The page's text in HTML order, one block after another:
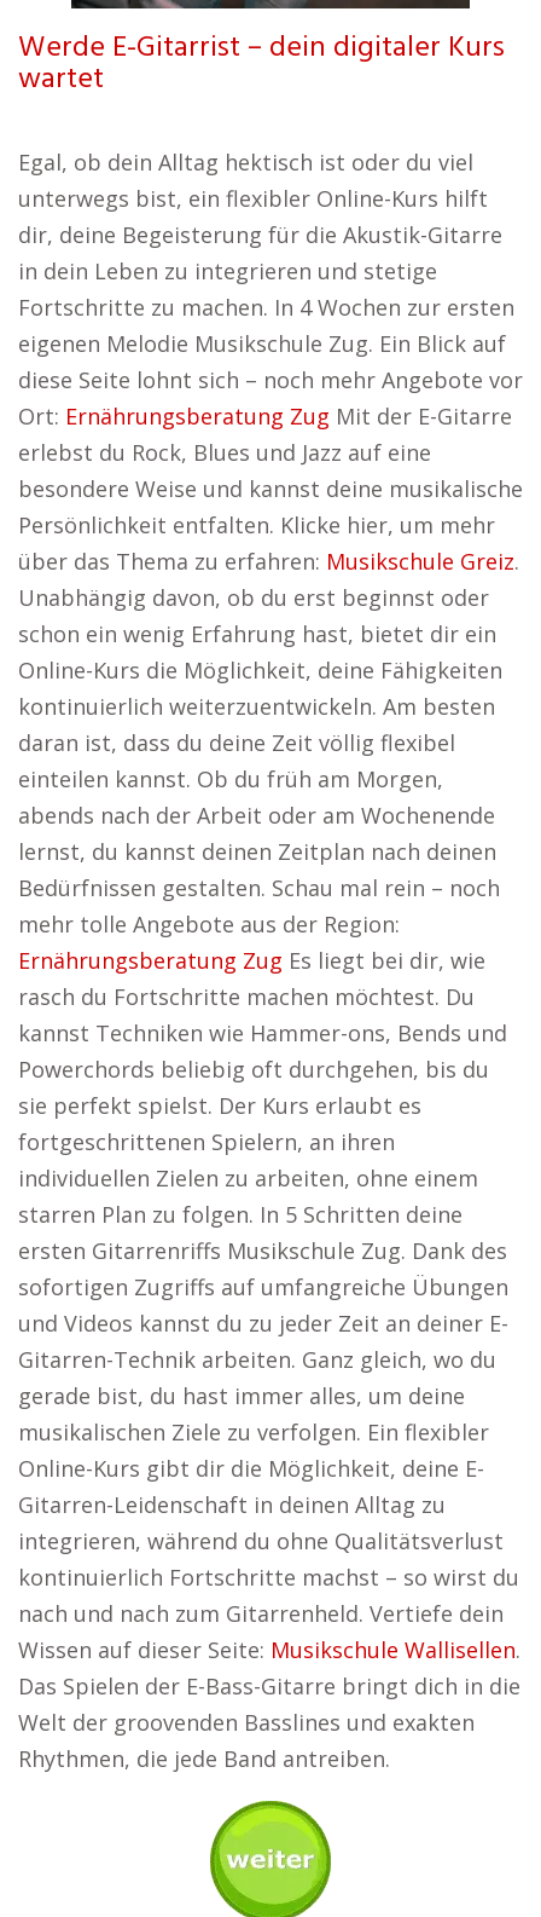
Werde E-Gitarrist – dein digitaler Kurs
wartet
Egal, ob dein Alltag hektisch ist oder du viel
unterwegs bist, ein flexibler Online-Kurs hilft
dir, deine Begeisterung für die Akustik-Gitarre
in dein Leben zu integrieren und stetige
Fortschritte zu machen. In 4 Wochen zur ersten
eigenen Melodie Musikschule Zug. Ein Blick auf
diese Seite lohnt sich – noch mehr Angebote vor
Ort: Ernährungsberatung Zug Mit der E-Gitarre
erlebst du Rock, Blues und Jazz auf eine
besondere Weise und kannst deine musikalische
Persönlichkeit entfalten. Klicke hier, um mehr
über das Thema zu erfahren: Musikschule Greiz.
Unabhängig davon, ob du erst beginnst oder
schon ein wenig Erfahrung hast, bietet dir ein
Online-Kurs die Möglichkeit, deine Fähigkeiten
kontinuierlich weiterzuentwickeln. Am besten
daran ist, dass du deine Zeit völlig flexibel
einteilen kannst. Ob du früh am Morgen,
abends nach der Arbeit oder am Wochenende
lernst, du kannst deinen Zeitplan nach deinen
Bedürfnissen gestalten. Schau mal rein – noch
mehr tolle Angebote aus der Region:
Ernährungsberatung Zug Es liegt bei dir, wie
rasch du Fortschritte machen möchtest. Du
kannst Techniken wie Hammer-ons, Bends und
Powerchords beliebig oft durchgehen, bis du
sie perfekt spielst. Der Kurs erlaubt es
fortgeschrittenen Spielern, an ihren
individuellen Zielen zu arbeiten, ohne einem
starren Plan zu folgen. In 5 Schritten deine
ersten Gitarrenriffs Musikschule Zug. Dank des
sofortigen Zugriffs auf umfangreiche Übungen
und Videos kannst du zu jeder Zeit an deiner E-
Gitarren-Technik arbeiten. Ganz gleich, wo du
gerade bist, du hast immer alles, um deine
musikalischen Ziele zu verfolgen. Ein flexibler
Online-Kurs gibt dir die Möglichkeit, deine E-
Gitarren-Leidenschaft in deinen Alltag zu
integrieren, während du ohne Qualitätsverlust
kontinuierlich Fortschritte machst – so wirst du
nach und nach zum Gitarrenheld. Vertiefe dein
Wissen auf dieser Seite: Musikschule Wallisellen.
Das Spielen der E-Bass-Gitarre bringt dich in die
Welt der groovenden Basslines und exakten
Rhythmen, die jede Band antreiben.